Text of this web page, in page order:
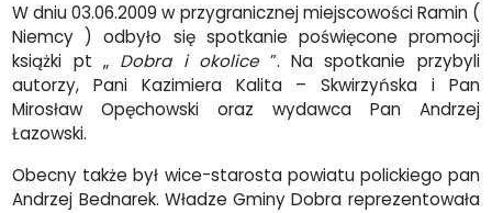
W dniu 03.06.2009 w przygranicznej miejscowości Ramin (
Niemcy ) odbyło się spotkanie poświęcone promocji
książki pt „ Dobra i okolice”. Na spotkanie przybyli
autorzy, Pani Kazimiera Kalita – Skwirzyńska i Pan
Mirosław Opęchowski oraz wydawca Pan Andrzej
Łazowski.
Obecny także był wice-starosta powiatu polickiego pan
Andrzej Bednarek. Władze Gminy Dobra reprezentowała